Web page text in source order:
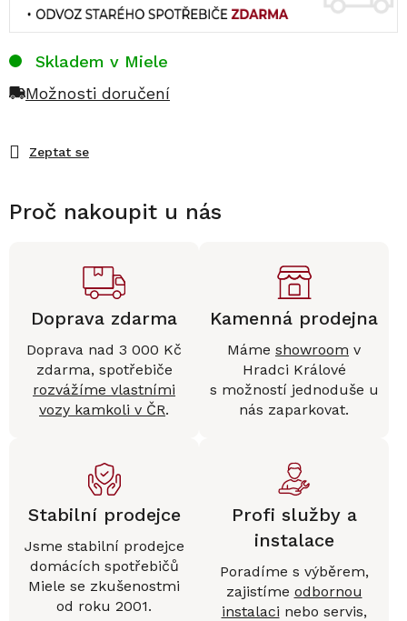
Zeptat se
Skladem v Miele
Možnosti doručení
Proč nakoupit u nás
Doprava zdarma
Doprava nad 3 000 Kč
zdarma, spotřebiče
rozvážíme vlastními
vozy kamkoli v ČR.
Kamenná prodejna
Máme showroom v
Hradci Králové
s možností jednoduše u
nás zaparkovat.
Stabilní prodejce
Jsme stabilní prodejce
domácích spotřebičů
Miele se zkušenostmi
od roku 2001.
Profi služby a
instalace
Poradíme s výběrem,
zajistíme odbornou
instalaci nebo servis,